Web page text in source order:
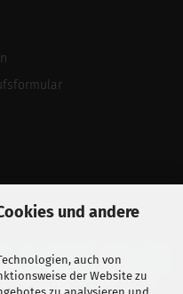
und andere
auch von
der Website zu